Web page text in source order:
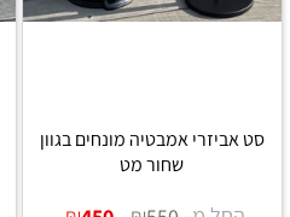
סט אביזרי אמבטיה מונחים בגוון
שחור מט